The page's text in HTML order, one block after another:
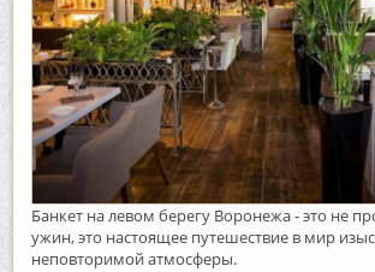
Банкет на левом берегу Воронежа - это не
ужин, это настоящее путешествие в мир
неповторимой атмосферы.